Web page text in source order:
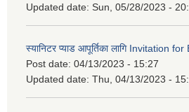
Updated date: Sun, 05/28/2023 -
स्यानिटर प्याड आपूर्तिका लागि Invitation for
Post date: 04/13/2023 - 15:27
Updated date: Thu, 04/13/2023 -